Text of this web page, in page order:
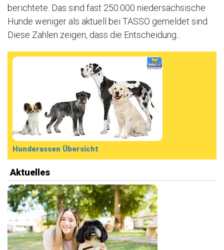
berichtete. Das sind fast 250.000 niedersächsische
Hunde weniger als aktuell bei TASSO gemeldet sind.
Diese Zahlen zeigen, dass die Entscheidung...
Hunderassen Übersicht
Aktuelles